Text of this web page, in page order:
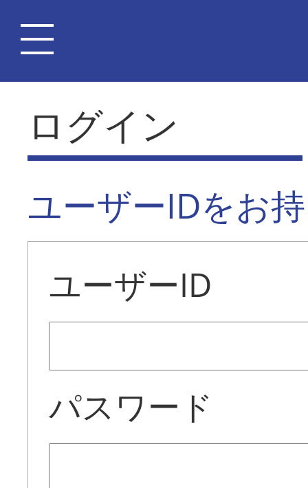
ログイン
ユーザーIDをお
ユーザーID
パスワード